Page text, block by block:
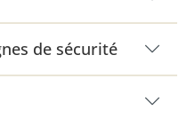
de sécurité